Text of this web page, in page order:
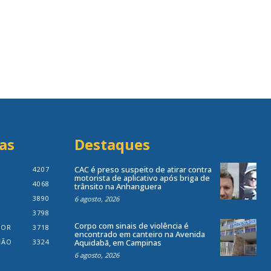
4207
4068
3890
3798
3718
3324
Destaques
CAC é preso suspeito de atirar contra
motorista de aplicativo após briga de
trânsito na Anhanguera
6 agosto, 2026
Corpo com sinais de violência é
encontrado em canteiro na Avenida
Aquidabã, em Campinas
6 agosto, 2026